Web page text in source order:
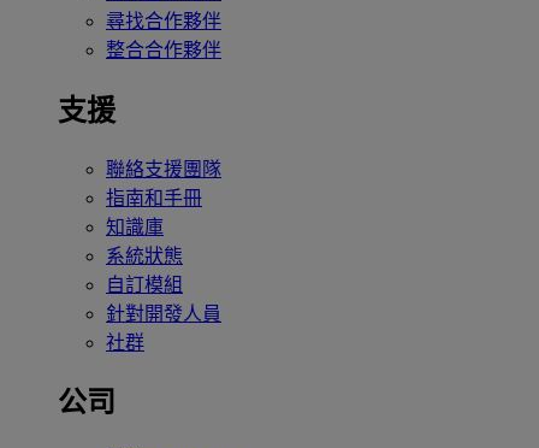
尋找合作夥伴
整合合作夥伴
支援
聯絡支援團隊
指南和手冊
知識庫
系統狀態
自訂模組
針對開發人員
社群
公司